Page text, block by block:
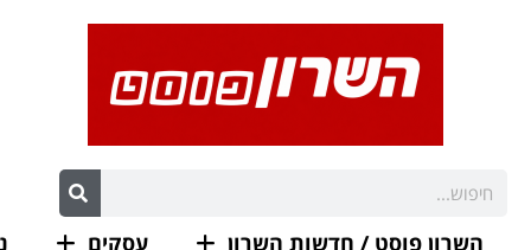
השרון פוסט / חדשות השרון עסקים